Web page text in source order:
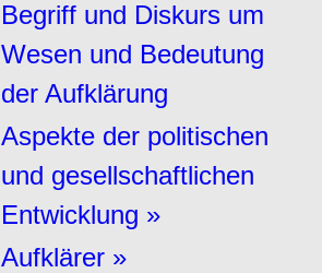
Begriff und Diskurs um
Wesen und Bedeutung
der Aufklärung
Aspekte der politischen
und gesellschaftlichen
Entwicklung »
Aufklärer »